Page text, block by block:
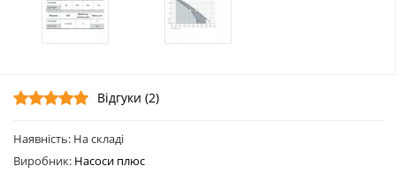
Відгуки (2)
Наявність: На складі
Виробник: Насоси плюс